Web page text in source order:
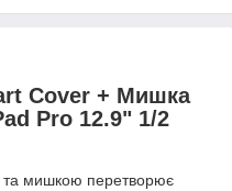
Cover + Мишка
Pro 12.9" 1/2
та мишкою перетворює